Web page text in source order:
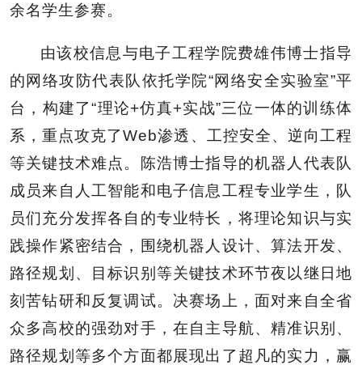
余名学生参赛。
由该校信息与电子工程学院费雄伟博士指导
的网络攻防代表队依托学院“网络安全实验室”平
台，构建了“理论+仿真+实战”三位一体的训练体
系，重点攻克了Web渗透、工控安全、逆向工程
等关键技术难点。陈浩博士指导的机器人代表队
成员来自人工智能和电子信息工程专业学生，队
员们充分发挥各自的专业特长，将理论知识与实
践操作紧密结合，围绕机器人设计、算法开发、
路径规划、目标识别等关键技术环节夜以继日地
刻苦钻研和反复调试。决赛场上，面对来自全省
众多高校的强劲对手，在自主导航、精准识别、
路径规划等多个方面都展现出了超凡的实力，赢